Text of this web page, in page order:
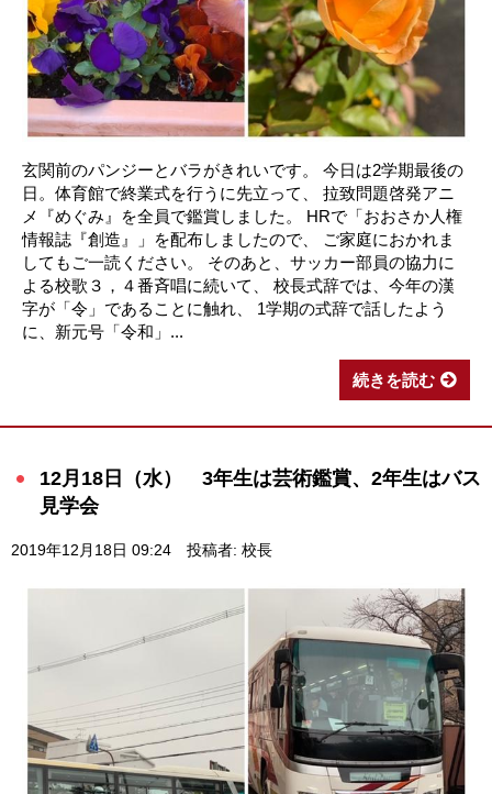
玄関前のパンジーとバラがきれいです。 今日は2学期最後の
日。体育館で終業式を行うに先立って、 拉致問題啓発アニ
メ『めぐみ』を全員で鑑賞しました。 HRで「おおさか人権
情報誌『創造』」を配布しましたので、 ご家庭におかれま
してもご一読ください。 そのあと、サッカー部員の協力に
よる校歌３，４番斉唱に続いて、 校長式辞では、今年の漢
字が「令」であることに触れ、 1学期の式辞で話したよう
に、新元号「令和」...
続きを読む
12月18日（水） 3年生は芸術鑑賞、2年生はバス
見学会
2019年12月18日 09:24 投稿者: 校長